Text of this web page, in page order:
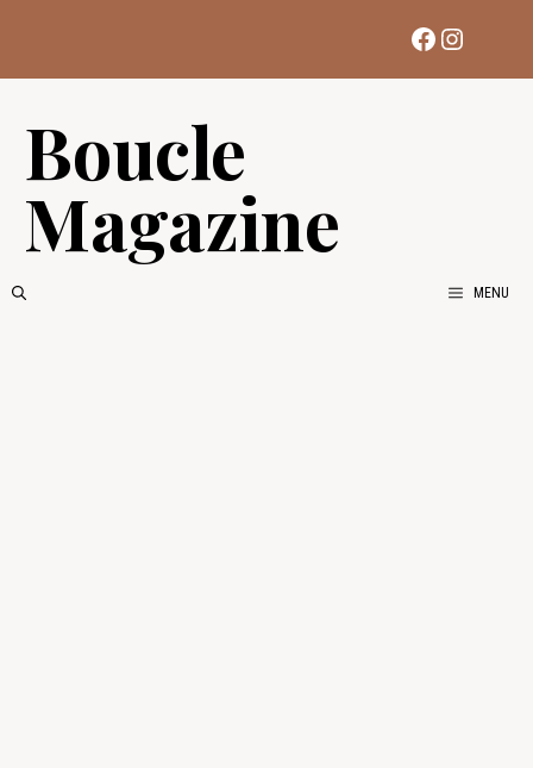
contenu
Facebook
Boucle
Magazine
MENU